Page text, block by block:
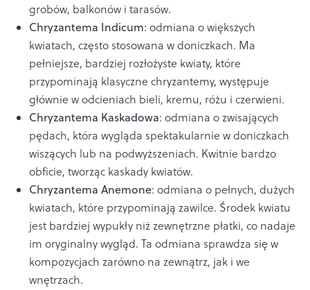
grobów, balkonów i tarasów.
Chryzantema Indicum: odmiana o większych
kwiatach, często stosowana w doniczkach. Ma
pełniejsze, bardziej rozłożyste kwiaty, które
przypominają klasyczne chryzantemy, występuje
głównie w odcieniach bieli, kremu, różu i czerwieni.
Chryzantema Kaskadowa: odmiana o zwisających
pędach, która wygląda spektakularnie w doniczkach
wiszących lub na podwyższeniach. Kwitnie bardzo
obficie, tworząc kaskady kwiatów.
Chryzantema Anemone: odmiana o pełnych, dużych
kwiatach, które przypominają zawilce. Środek kwiatu
jest bardziej wypukły niż zewnętrzne płatki, co nadaje
im oryginalny wygląd. Ta odmiana sprawdza się w
kompozycjach zarówno na zewnątrz, jak i we
wnętrzach.